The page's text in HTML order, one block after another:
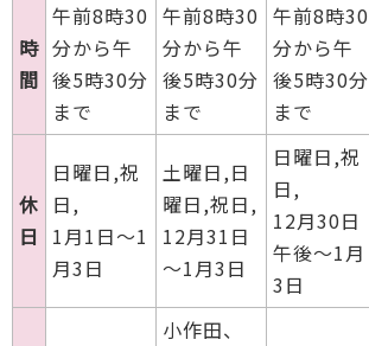
時
間
午前8時30
分から午
後5時30分
まで
午前8時30
分から午
後5時30分
まで
午前8時30
分から午
後5時30分
まで
休
日
日曜日,祝
日,
1月1日～1
月3日
土曜日,日
曜日,祝日,
12月31日
～1月3日
日曜日,祝
日,
12月30日
午後～1月
3日
小作田、